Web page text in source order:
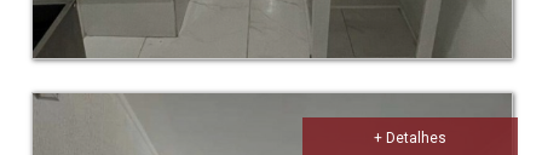
+ Detalhes